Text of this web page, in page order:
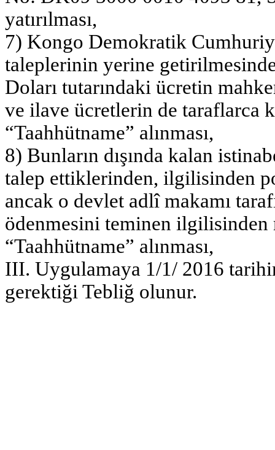
yatırılması,
7) Kongo Demokratik
taleplerinin yerine
Doları tutarındaki ücretin
ve ilave ücretlerin de taraflarca
“Taahhütname” alınması,
8) Bunların dışında kalan
talep ettiklerinden, ilgilisinden
ancak o devlet adlî makamı
ödenmesini teminen ilgilisinden
“Taahhütname” alınması,
III. Uygulamaya 1/1/ 2016
gerektiği Tebliğ olunur.